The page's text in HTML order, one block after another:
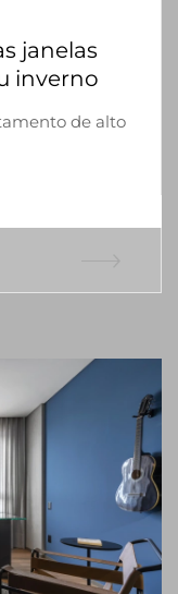
janelas
inverno
de alto